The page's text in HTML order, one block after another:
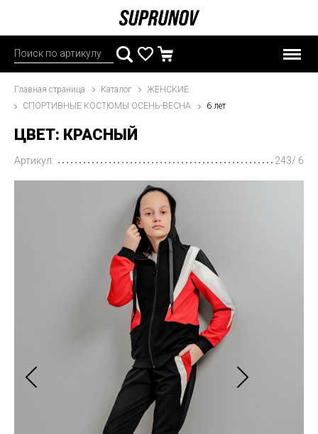
Главная страница Каталог
ЖЕНСКИЕ
СПОРТИВНЫЕ КОСТЮМЫ ОСЕНЬ-ВЕСНА
6 лет
ЦВЕТ: КРАСНЫЙ
Артикул: 243/ 6